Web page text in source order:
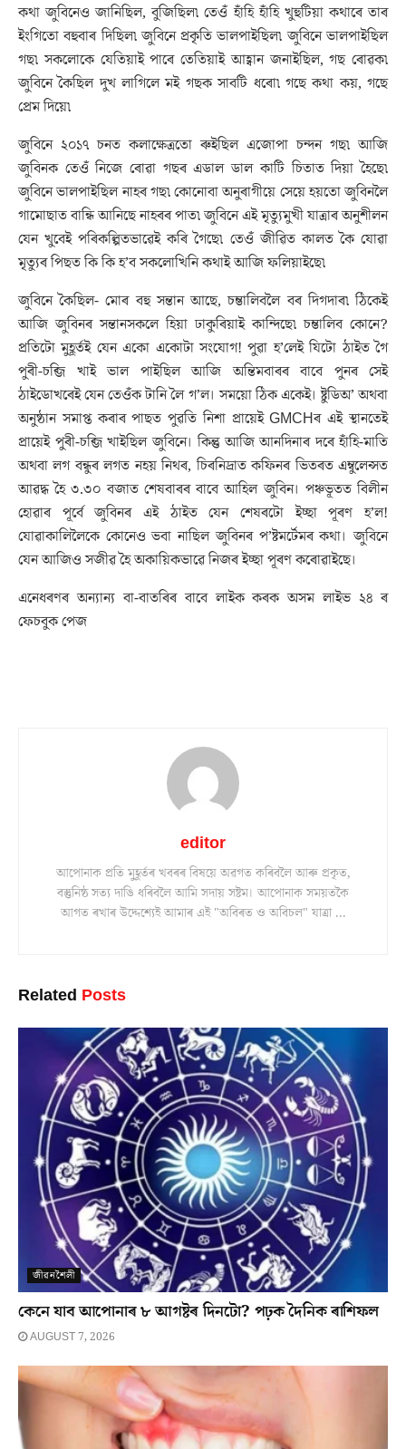
কথা জুবিনেও জানিছিল, বুজিছিল৷ তেওঁ হাঁহি হাঁহি খুহুটিয়া কথাৰে তাৰ
ইংগিতো বহুবাৰ দিছিল৷ জুবিনে প্ৰকৃতি ভালপাইছিল৷ জুবিনে ভালপাইছিল
গছ৷ সকলোকে যেতিয়াই পাৰে তেতিয়াই আহ্বান জনাইছিল, গছ ৰোৱক৷
জুবিনে কৈছিল দুখ লাগিলে মই গছক সাবটি ধৰো৷ গছে কথা কয়, গছে
প্ৰেম দিয়ে৷
জুবিনে ২০১৭ চনত কলাক্ষেত্ৰতো ৰুইছিল এজোপা চন্দন গছ৷ আজি
জুবিনক তেওঁ নিজে ৰোৱা গছৰ এডাল ডাল কাটি চিতাত দিয়া হৈছে৷
জুবিনে ভালপাইছিল নাহৰ গছ৷ কোনোবা অনুৰাগীয়ে সেয়ে হয়তো জুবিনলৈ
গামোছাত বান্ধি আনিছে নাহৰৰ পাত৷ জুবিনে এই মৃত্যুমুখী যাত্ৰাৰ অনুশীলন
যেন খুবেই পৰিকল্পিতভাৱেই কৰি গৈছে৷ তেওঁ জীৱিত কালত কৈ যোৱা
মৃত্যুৰ পিছত কি কি হ’ব সকলোখিনি কথাই আজি ফলিয়াইছে৷
জুবিনে কৈছিল- মোৰ বহু সন্তান আছে, চম্ভালিবলৈ বৰ দিগদাৰ৷ ঠিকেই
আজি জুবিনৰ সন্তানসকলে হিয়া ঢাকুৰিয়াই কান্দিছে৷ চম্ভালিব কোনে?
প্ৰতিটো মুহূৰ্তই যেন একো একোটা সংযোগ! পুৱা হ’লেই যিটো ঠাইত গৈ
পুৰী-চব্জি খাই ভাল পাইছিল আজি অন্তিমবাৰৰ বাবে পুনৰ সেই
ঠাইডোখৰেই যেন তেওঁক টানি লৈ গ’ল। সময়ো ঠিক একেই। ষ্টুডিঅ’ অথবা
অনুষ্ঠান সমাপ্ত কৰাৰ পাছত পুৱতি নিশা প্ৰায়েই GMCHৰ এই স্থানতেই
প্ৰায়েই পুৰী-চব্জি খাইছিল জুবিনে। কিন্তু আজি আনদিনাৰ দৰে হাঁহি-মাতি
অথবা লগ বন্ধুৰ লগত নহয় নিথৰ, চিৰনিদ্ৰাত কফিনৰ ভিতৰত এম্বুলেন্সত
আৱদ্ধ হৈ ৩.৩০ বজাত শেষবাৰৰ বাবে আহিল জুবিন। পঞ্চভূতত বিলীন
হোৱাৰ পূৰ্বে জুবিনৰ এই ঠাইত যেন শেষৰটো ইচ্ছা পূৰণ হ’ল!
যোৱাকালিলৈকে কোনেও ভবা নাছিল জুবিনৰ প’ষ্টমৰ্টেমৰ কথা। জুবিনে
যেন আজিও সজীৱ হৈ অকায়িকভাৱে নিজৰ ইচ্ছা পূৰণ কৰোৱাইছে।
এনেধৰণৰ অন্যান্য বা-বাতৰিৰ বাবে লাইক কৰক অসম লাইভ ২৪ ৰ
ফেচবুক পেজ
editor
আপোনাক প্ৰতি মুহূৰ্তৰ খবৰৰ বিষয়ে অৱগত কৰিবলৈ আৰু প্ৰকৃত,
বস্তুনিষ্ঠ সত্য দাঙি ধৰিবলৈ আমি সদায় সষ্টম। আপোনাক সময়তকৈ
আগত ৰখাৰ উদ্দেশ্যেই আমাৰ এই "অবিৰত ও অবিচল" যাত্ৰা ...
Related Posts
জীৱনশৈলী
কেনে যাব আপোনাৰ ৮ আগষ্টৰ দিনটো? পঢ়ক দৈনিক ৰাশিফল
AUGUST 7, 2026